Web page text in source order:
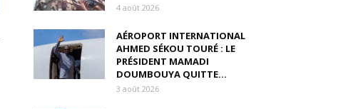
4 août 2026
AÉROPORT INTERNATIONAL
AHMED SÉKOU TOURÉ : LE
PRÉSIDENT MAMADI
DOUMBOUYA QUITTE...
3 août 2026